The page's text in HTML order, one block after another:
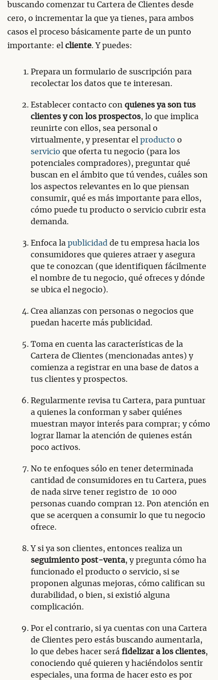
buscando comenzar tu Cartera de Clientes desde
cero, o incrementar la que ya tienes, para ambos
casos el proceso básicamente parte de un punto
importante: el cliente. Y puedes:
Prepara un formulario de suscripción para
recolectar los datos que te interesan.
Establecer contacto con quienes ya son tus
clientes y con los prospectos, lo que implica
reunirte con ellos, sea personal o
virtualmente, y presentar el producto o
servicio que oferta tu negocio (para los
potenciales compradores), preguntar qué
buscan en el ámbito que tú vendes, cuáles son
los aspectos relevantes en lo que piensan
consumir, qué es más importante para ellos,
cómo puede tu producto o servicio cubrir esta
demanda.
Enfoca la publicidad de tu empresa hacia los
consumidores que quieres atraer y asegura
que te conozcan (que identifiquen fácilmente
el nombre de tu negocio, qué ofreces y dónde
se ubica el negocio).
Crea alianzas con personas o negocios que
puedan hacerte más publicidad.
Toma en cuenta las características de la
Cartera de Clientes (mencionadas antes) y
comienza a registrar en una base de datos a
tus clientes y prospectos.
Regularmente revisa tu Cartera, para puntuar
a quienes la conforman y saber quiénes
muestran mayor interés para comprar; y cómo
lograr llamar la atención de quienes están
poco activos.
No te enfoques sólo en tener determinada
cantidad de consumidores en tu Cartera, pues
de nada sirve tener registro de 10 000
personas cuando compran 12. Pon atención en
que se acerquen a consumir lo que tu negocio
ofrece.
Y si ya son clientes, entonces realiza un
seguimiento post-venta, y pregunta cómo ha
funcionado el producto o servicio, si se
proponen algunas mejoras, cómo califican su
durabilidad, o bien, si existió alguna
complicación.
Por el contrario, si ya cuentas con una Cartera
de Clientes pero estás buscando aumentarla,
lo que debes hacer será fidelizar a los clientes,
conociendo qué quieren y haciéndolos sentir
especiales, una forma de hacer esto es por